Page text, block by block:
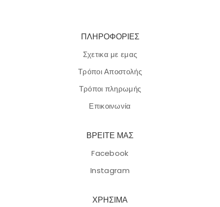
ΠΛΗΡΟΦΟΡΙΕΣ
Σχετικα με εμας
Τρόποι Αποστολής
Τρόποι πληρωμής
Επικοινωνία
ΒΡΕΙΤΕ ΜΑΣ
Facebook
Instagram
ΧΡΗΣΙΜΑ